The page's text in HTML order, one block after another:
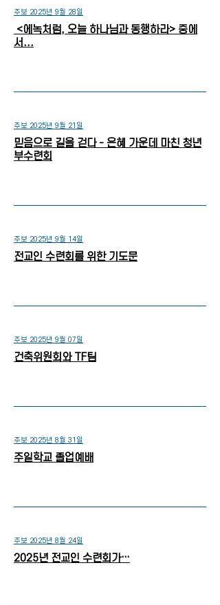
주보 2025년 9월 28일
<에녹처럼, 오늘 하나님과 동행하라> 중에
서...
주보 2025년 9월 21일
믿음으로 길을 걷다 - 은혜 가운데 마친 청년
부수련회
주보 2025년 9월 14일
전교인 수련회를 위한 기도문
주보 2025년 9월 07일
건축위원회와 TF팀
주보 2025년 8월 31일
주일학교 졸업예배
주보 2025년 8월 24일
2025년 전교인 수련회가…